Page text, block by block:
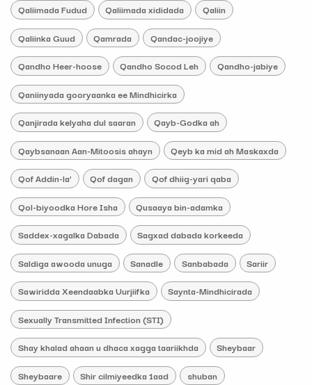
Qaliimada Fudud Qaliimada xididada Qaliin
Qaliinka Guud Qamrada Qandac-joojiye
Qandho Heer-hoose Qandho Socod Leh Qandho-jabiye
Qaniinyada gooryaanka ee Mindhicirka
Qanjirada kelyaha dul saaran Qayb-Godka ah
Qaybsanaan Aan-Mitoosis ahayn Qeyb ka mid ah Maskaxda
Qof Addin-la’ Qof dagan Qof dhiig-yari qaba
Qol-biyoodka Hore Isha Qusaaya bin-adamka
Saddex-xagalka Dabada Sagxad dabada korkeeda
Saldiga awooda unuga Sanadle Sanbabada Sariir
Sawiridda Xeendaabka Uurjiifka Saynta-Mindhicirada
Sexually Transmitted Infection (STI)
Shay khalad ahaan u dhaca xagga taariikhda Sheybaar
Sheybaare Shir cilmiyeedka 1aad shuban